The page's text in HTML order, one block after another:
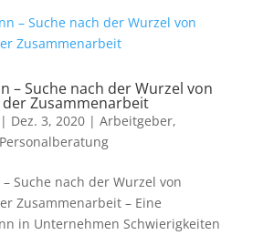
– Suche nach der Wurzel von
Zusammenarbeit
| Dez. 3, 2020| Arbeitgeber,
Personalberatung
Suche nach der Wurzel von
Zusammenarbeit – Eine
in Unternehmen Schwierigkeiten